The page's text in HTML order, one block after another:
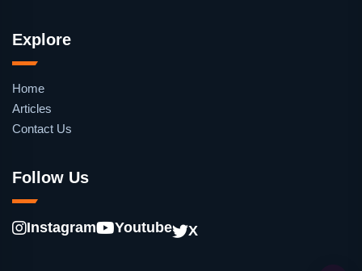
Explore
Home
Articles
Contact Us
Follow Us
Instagram Youtube X